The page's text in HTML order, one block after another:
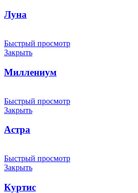
Луна
Быстрый просмотр
Закрыть
Миллениум
Быстрый просмотр
Закрыть
Астра
Быстрый просмотр
Закрыть
Куртис